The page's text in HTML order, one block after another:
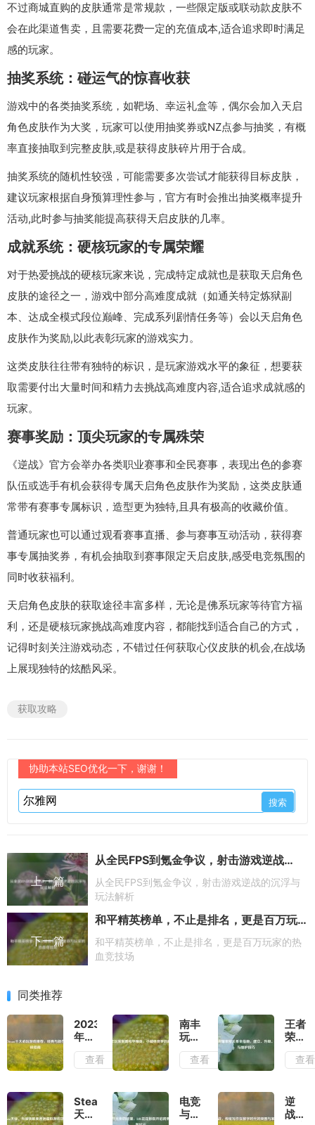
不过商城直购的皮肤通常是常规款，一些限定版或联动款皮肤不
会在此渠道售卖，且需要花费一定的充值成本,适合追求即时满足
感的玩家。
抽奖系统：碰运气的惊喜收获
游戏中的各类抽奖系统，如靶场、幸运礼盒等，偶尔会加入天启
角色皮肤作为大奖，玩家可以使用抽奖券或NZ点参与抽奖，有概
率直接抽取到完整皮肤,或是获得皮肤碎片用于合成。
抽奖系统的随机性较强，可能需要多次尝试才能获得目标皮肤，
建议玩家根据自身预算理性参与，官方有时会推出抽奖概率提升
活动,此时参与抽奖能提高获得天启皮肤的几率。
成就系统：硬核玩家的专属荣耀
对于热爱挑战的硬核玩家来说，完成特定成就也是获取天启角色
皮肤的途径之一，游戏中部分高难度成就（如通关特定炼狱副
本、达成全模式段位巅峰、完成系列剧情任务等）会以天启角色
皮肤作为奖励,以此表彰玩家的游戏实力。
这类皮肤往往带有独特的标识，是玩家游戏水平的象征，想要获
取需要付出大量时间和精力去挑战高难度内容,适合追求成就感的
玩家。
赛事奖励：顶尖玩家的专属殊荣
《逆战》官方会举办各类职业赛事和全民赛事，表现出色的参赛
队伍或选手有机会获得专属天启角色皮肤作为奖励，这类皮肤通
常带有赛事专属标识，造型更为独特,且具有极高的收藏价值。
普通玩家也可以通过观看赛事直播、参与赛事互动活动，获得赛
事专属抽奖券，有机会抽取到赛事限定天启皮肤,感受电竞氛围的
同时收获福利。
天启角色皮肤的获取途径丰富多样，无论是佛系玩家等待官方福
利，还是硬核玩家挑战高难度内容，都能找到适合自己的方式，
记得时刻关注游戏动态，不错过任何获取心仪皮肤的机会,在战场
上展现独特的炫酷风采。
获取攻略
协助本站SEO优化一下，谢谢！
上一篇
从全民FPS到氪金争议，射击游戏逆战的沉浮与玩法解析
从全民FPS到氪金争议，射击游戏逆战的沉浮与
玩法解析
下一篇
和平精英榜单，不止是排名，更是百万玩家的热血竞技场
和平精英榜单，不止是排名，更是百万玩家的热
血竞技场
同类推荐
2023
年
Steam
十大
推
荐，
查看
南丰
玩家
制霸
和平
小城
电竞
查看
王者
荣耀
亲密
关系
建
立、
查看
Steam
天
电竞
与光
逆
战，